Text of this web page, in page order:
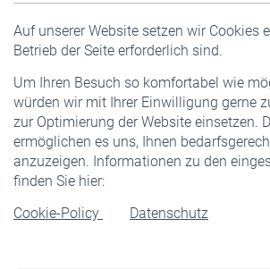
Auf unserer Website setzen wir Cookies
Betrieb der Seite erforderlich sind.
Um Ihren Besuch so komfortabel wie
würden wir mit Ihrer Einwilligung gerne
zur Optimierung der Website einsetzen.
ermöglichen es uns, Ihnen
anzuzeigen. Informationen zu den
finden Sie hier:
Cookie-Policy
Datenschutz
Pflichtversicherung
Staatliche Förderung
Veranstaltungen
Rentner
Rentenbeginn
Rente beantragen